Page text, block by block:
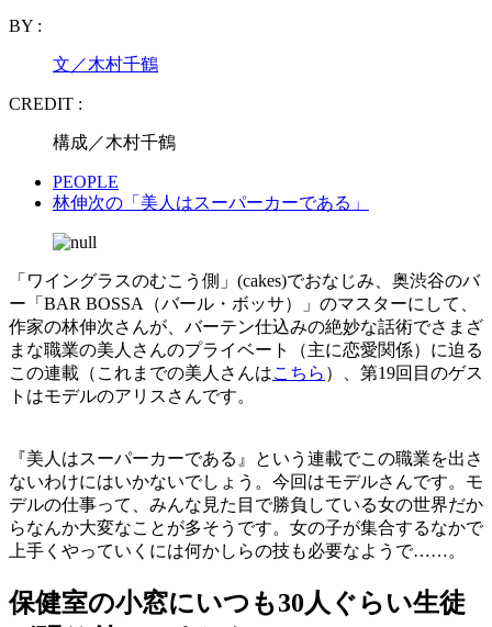
BY :
文／木村千鶴
CREDIT :
構成／木村千鶴
PEOPLE
林伸次の「美人はスーパーカーである」
「ワイングラスのむこう側」(cakes)でおなじみ、奥渋谷のバ
ー「BAR BOSSA（バール・ボッサ）」のマスターにして、
作家の林伸次さんが、バーテン仕込みの絶妙な話術でさまざ
まな職業の美人さんのプライベート（主に恋愛関係）に迫る
この連載（これまでの美人さんはこちら ）、第19回目のゲス
トはモデルのアリスさんです。
『美人はスーパーカーである』という連載でこの職業を出さ
ないわけにはいかないでしょう。今回はモデルさんです。モ
デルの仕事って、みんな見た目で勝負している女の世界だか
らなんか大変なことが多そうです。女の子が集合するなかで
上手くやっていくには何かしらの技も必要なようで……。
保健室の小窓にいつも30人ぐらい生徒